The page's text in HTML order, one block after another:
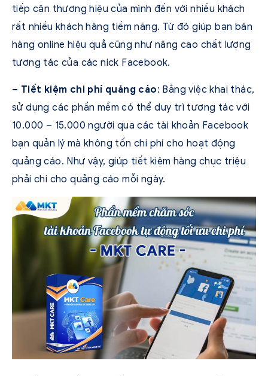
tiếp cận thương hiệu của mình đến với nhiều khách
rất nhiều khách hàng tiềm năng. Từ đó giúp bạn bán
hàng online hiệu quả cũng như nâng cao chất lượng
tương tác của các nick Facebook.
– Tiết kiệm chi phí quảng cáo: Bằng việc khai thác,
sử dụng các phần mềm có thể duy trì tương tác với
10.000 – 15.000 người qua các tài khoản Facebook
bạn quản lý mà không tốn chi phí cho hoạt động
quảng cáo. Như vậy, giúp tiết kiệm hàng chục triệu
phải chi cho quảng cáo mỗi ngày.